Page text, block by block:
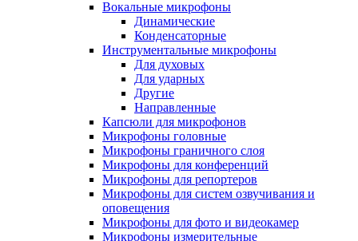
Вокальные микрофоны
Динамические
Конденсаторные
Инструментальные микрофоны
Для духовых
Для ударных
Другие
Направленные
Капсюли для микрофонов
Микрофоны головные
Микрофоны граничного слоя
Микрофоны для конференций
Микрофоны для репортеров
Микрофоны для систем озвучивания и
оповещения
Микрофоны для фото и видеокамер
Микрофоны измерительные